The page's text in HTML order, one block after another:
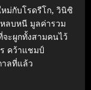
หม่กับโรดรีโก, วินิซิ
ลบหนี มูลค่ารวม
ะผูกทั้งสามคนไว้
คว้าแชมป์
าลที่แล้ว